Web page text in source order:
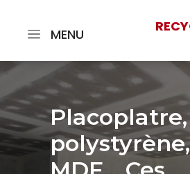
MENU
Placoplatre,
polystyrène,